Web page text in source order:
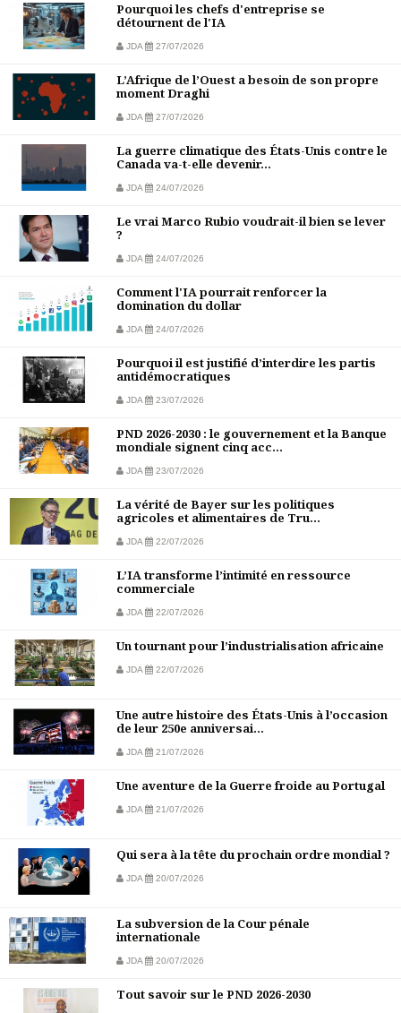
Pourquoi les chefs d'entreprise se
détournent de l'IA
JDA 27/07/2026
L’Afrique de l’Ouest a besoin de son propre
moment Draghi
JDA 27/07/2026
La guerre climatique des États-Unis contre le
Canada va-t-elle devenir...
JDA 24/07/2026
Le vrai Marco Rubio voudrait-il bien se lever
?
JDA 24/07/2026
Comment l'IA pourrait renforcer la
domination du dollar
JDA 24/07/2026
Pourquoi il est justifié d’interdire les partis
antidémocratiques
JDA 23/07/2026
PND 2026-2030 : le gouvernement et la Banque
mondiale signent cinq acc...
JDA 23/07/2026
La vérité de Bayer sur les politiques
agricoles et alimentaires de Tru...
JDA 22/07/2026
L’IA transforme l’intimité en ressource
commerciale
JDA 22/07/2026
Un tournant pour l’industrialisation africaine
JDA 22/07/2026
Une autre histoire des États-Unis à l’occasion
de leur 250e anniversai...
JDA 21/07/2026
Une aventure de la Guerre froide au Portugal
JDA 21/07/2026
Qui sera à la tête du prochain ordre mondial ?
JDA 20/07/2026
La subversion de la Cour pénale
internationale
JDA 20/07/2026
Tout savoir sur le PND 2026-2030